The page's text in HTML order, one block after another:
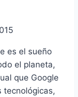
es el sueño
el planeta,
que Google
tecnológicas,